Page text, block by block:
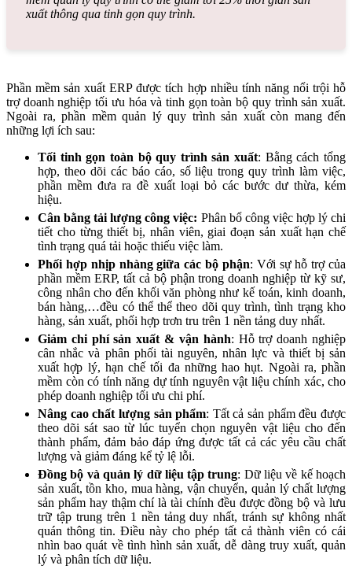
xuất thông qua tinh gọn quy trình.
Phần mềm sản xuất ERP được tích hợp nhiều tính năng nổi trội hỗ
trợ doanh nghiệp tối ưu hóa và tinh gọn toàn bộ quy trình sản xuất.
Ngoài ra, phần mềm quản lý quy trình sản xuất còn mang đến
những lợi ích sau:
Tối tinh gọn toàn bộ quy trình sản xuất: Bằng cách tổng
hợp, theo dõi các báo cáo, số liệu trong quy trình làm việc,
phần mềm đưa ra đề xuất loại bỏ các bước dư thừa, kém
hiệu.
Cân bằng tải lượng công việc: Phân bổ công việc hợp lý chi
tiết cho từng thiết bị, nhân viên, giai đoạn sản xuất hạn chế
tình trạng quá tải hoặc thiếu việc làm.
Phối hợp nhịp nhàng giữa các bộ phận: Với sự hỗ trợ của
phần mềm ERP, tất cả bộ phận trong doanh nghiệp từ kỹ sư,
công nhân cho đến khối văn phòng như kế toán, kinh doanh,
bán hàng,…đều có thể thể theo dõi quy trình, tình trạng kho
hàng, sản xuất, phối hợp trơn tru trên 1 nền tảng duy nhất.
Giảm chi phí sản xuất & vận hành: Hỗ trợ doanh nghiệp
cân nhắc và phân phối tài nguyên, nhân lực và thiết bị sản
xuất hợp lý, hạn chế tối đa những hao hụt. Ngoài ra, phần
mềm còn có tính năng dự tính nguyên vật liệu chính xác, cho
phép doanh nghiệp tối ưu chi phí.
Nâng cao chất lượng sản phẩm: Tất cả sản phẩm đều được
theo dõi sát sao từ lúc tuyển chọn nguyên vật liệu cho đến
thành phẩm, đảm bảo đáp ứng được tất cả các yêu cầu chất
lượng và giảm đáng kể tỷ lệ lỗi.
Đồng bộ và quản lý dữ liệu tập trung: Dữ liệu về kế hoạch
sản xuất, tồn kho, mua hàng, vận chuyển, quản lý chất lượng
sản phẩm hay thậm chí là tài chính đều được đồng bộ và lưu
trữ tập trung trên 1 nền tảng duy nhất, tránh sự không nhất
quán thông tin. Điều này cho phép tất cả thành viên có cái
nhìn bao quát về tình hình sản xuất, dễ dàng truy xuất, quản
lý và phân tích dữ liệu.